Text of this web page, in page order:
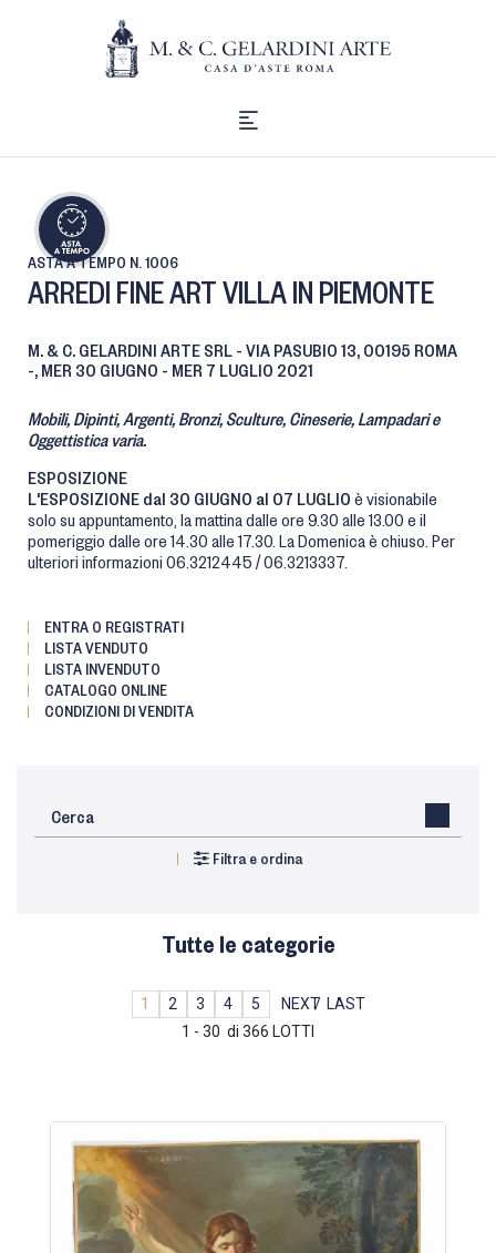
ASTA A TEMPO N. 1006
ARREDI FINE ART VILLA IN PIEMONTE
M. & C. GELARDINI ARTE SRL - VIA PASUBIO 13, 00195 ROMA
-, MER 30 GIUGNO - MER 7 LUGLIO 2021
Mobili, Dipinti, Argenti, Bronzi, Sculture, Cineserie, Lampadari e
Oggettistica varia.
ESPOSIZIONE
L'ESPOSIZIONE dal 30 GIUGNO al 07 LUGLIO è visionabile
solo su appuntamento, la mattina dalle ore 9.30 alle 13.00 e il
pomeriggio dalle ore 14.30 alle 17.30. La Domenica è chiuso. Per
ulteriori informazioni 06.3212445 / 06.3213337.
ENTRA O REGISTRATI
LISTA VENDUTO
LISTA INVENDUTO
CATALOGO ONLINE
CONDIZIONI DI VENDITA
Filtra e ordina
Tutte le categorie
1 - 30 di 366 LOTTI
1 2 3 4 5 NEXT LAST